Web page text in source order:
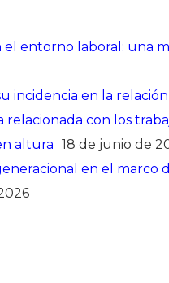
el entorno laboral: una
incidencia en la relación
relacionada con los
altura 18 de junio de
en el